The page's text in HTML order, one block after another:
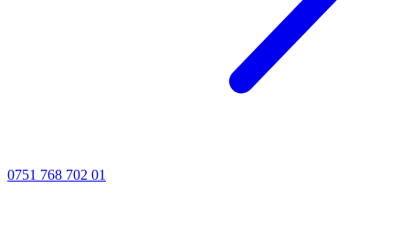
0751 768 702 01